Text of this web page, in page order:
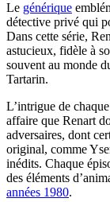
Le générique
détective privé qui
Dans cette série,
astucieux, fidèle à
souvent au monde
Tartarin.
L’intrigue de
affaire que Renart
adversaires, dont
original, comme
inédits. Chaque
des éléments
années 1980.